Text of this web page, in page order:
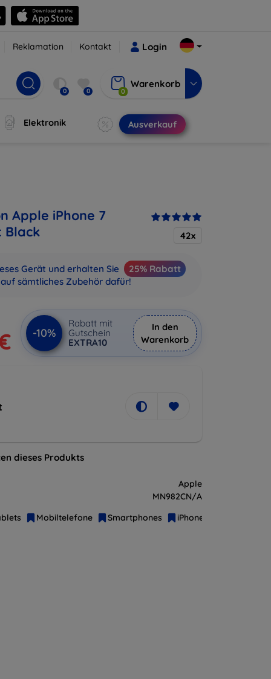
Reklamation Kontakt Login
0 0 0
Warenkorb
Elektronik Ausverkauf
Apple iPhone 7
Black
42x
Gerät und erhalten Sie
25% Rabatt
auf sämtliches Zubehör dafür!
-10%
Rabatt mit
Gutschein
EXTRA10
In den
Warenkorb
dieses Produkts
Apple
MN982CN/A
Mobiltelefone Smartphones iPhone